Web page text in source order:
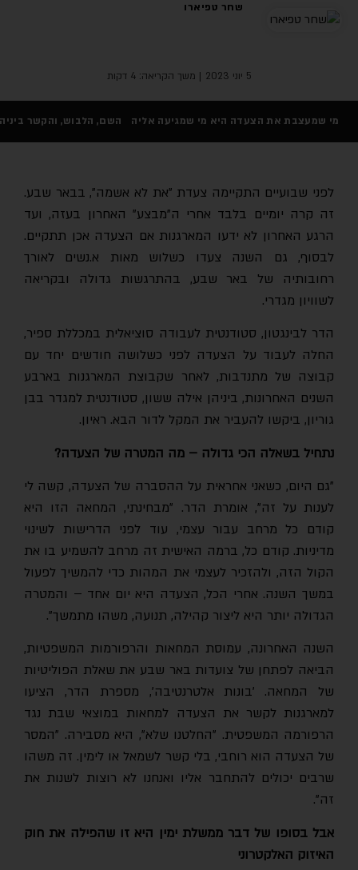
שחר טפיארו
5 יוני 2023 | משך הקריאה: 4 דקות
מי שמעצבת את הצעדה היא מי שמגיעה אליה השם, הלבוש, והקשר
לפני שבועיים התקיימה צעדת "את לא אשמה", בבאר שבע.
זה קרה יומיים בלבד אחרי ה"מבצע" האחרון בעזה, ועד
הרגע האחרון לא ידעו המארגנות אם הצעדה אכן תתקיים.
לבסוף, גם השנה צעדו כשלוש מאות א.נשים לאורך
רחובותיה של באר שבע, בהתרגשות גדולה ובקריאה
לשוויון מגדרי.
הדר לבינגטון, סטודנטית לעבודה סוציאלית במכללת ספיר,
החלה לעבוד על הצעדה לפני כשלושה חודשים יחד עם
קבוצה של מתנדבות, לאחר שקבוצת המארגנות בארבע
השנים האחרונות, ביניהן אילה ששון, סטודנטית למגדר בבן
גוריון, ביקשו להעביר את המקל לדור הבא. ראיון.
נתחיל בשאלה הכי גדולה – מה המטרה של הצעדה?
"גם היום, כשאני אחראית על ההסברה של הצעדה, קשה לי
לענות על זה", אומרת הדר. "מבחינתי, המחאה הזו היא
קודם כל מרחב עבור עצמי, עוד לפני הדרישות לשינוי
מדיניות. קודם כל, ברמה האישית זה מרחב להשמיע בו את
הקול הזה, ולהזכיר לעצמי את המהות כדי להמשיך לפעול
במשך השנה. אחרי הכל, הצעדה היא יום אחד – והמטרה
הגדולה יותר היא ליצור קהילה, תנועה, משהו מתמשך".
השנה האחרונה, עמוסת המחאות והרפורמות המשפטיות,
הביאה לפתחן של צועדות באר שבע את שאלת הפוליטיות
של המחאה. 'בונות אלטרנטיבה', מספרת הדר, הציעו
למארגנות לקשר את הצעדה למחאות במוצאי שבת נגד
הרפורמה המשפטית. "החלטנו שלא", היא מסבירה. "המסר
של הצעדה הוא רוחבי, בלי קשר לשמאל או לימין. זה משהו
שרבים יכולים להתחבר אליו ואנחנו לא רוצות לשנות את
זה".
אבל בסופו של דבר ממשלת ימין היא זו שהפילה את חוק
האיזוק האלקטרוני